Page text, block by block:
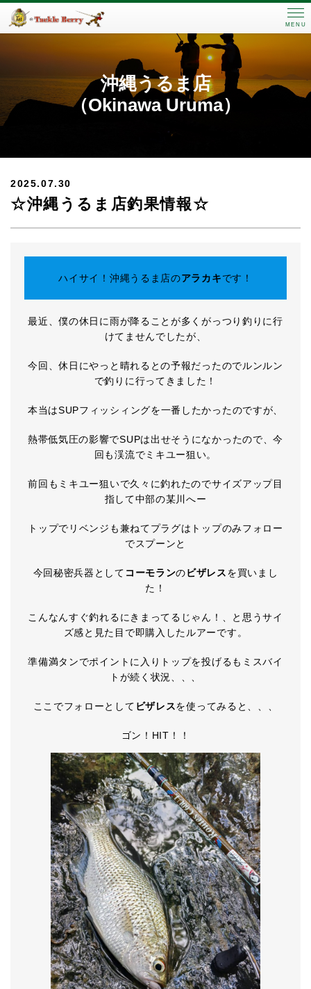
MENU
沖縄うるま店
（Okinawa Uruma）
2025.07.30
☆沖縄うるま店釣果情報☆
ハイサイ！沖縄うるま店のアラカキです！
最近、僕の休日に雨が降ることが多くがっつり釣りに行
けてませんでしたが、
今回、休日にやっと晴れるとの予報だったのでルンルン
で釣りに行ってきました！
本当はSUPフィッシィングを一番したかったのですが、
熱帯低気圧の影響でSUPは出せそうになかったので、今
回も渓流でミキユー狙い。
前回もミキユー狙いで久々に釣れたのでサイズアップ目
指して中部の某川へー
トップでリベンジも兼ねてプラグはトップのみフォロー
でスプーンと
今回秘密兵器として コーモランのビザレスを買いまし
た！
こんなんすぐ釣れるにきまってるじゃん！、と思うサイ
ズ感と見た目で即購入したルアーです。
準備満タンでポイントに入りトップを投げるもミスバイ
トが続く状況、、、
ここでフォローとして ビザレスを使ってみると、、、
ゴン！HIT！！